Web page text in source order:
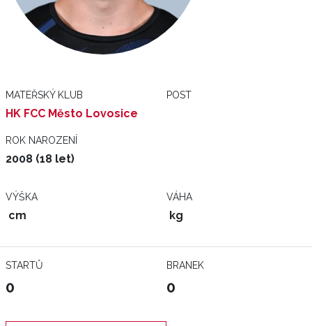
MATEŘSKÝ KLUB
HK FCC Město Lovosice
POST
ROK NAROZENÍ
2008 (18 let)
VÝŠKA
cm
VÁHA
kg
STARTŮ
0
BRANEK
0